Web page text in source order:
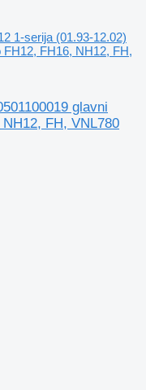
1-serija (01.93-12.02)
FH16, NH12, FH,
glavni
FH, VNL780